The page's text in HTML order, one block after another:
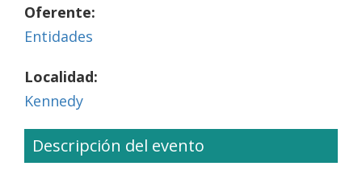
Oferente:
Entidades
Localidad:
Kennedy
Descripción del evento